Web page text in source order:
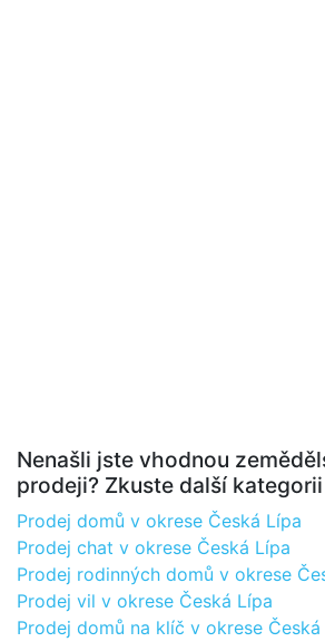
Nenašli jste vhodnou
prodeji? Zkuste další
Prodej domů v okrese Česká Lípa
Prodej chat v okrese Česká Lípa
Prodej rodinných domů v okrese
Prodej vil v okrese Česká Lípa
Prodej domů na klíč v okrese Česká